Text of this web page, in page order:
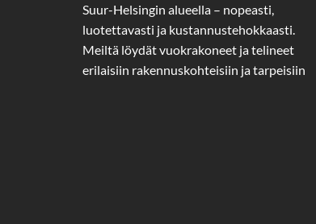
Suur-Helsingin alueella – nopeasti,
luotettavasti ja kustannustehokkaasti.
Meiltä löydät vuokrakoneet ja telineet
erilaisiin rakennuskohteisiin ja tarpeisiin